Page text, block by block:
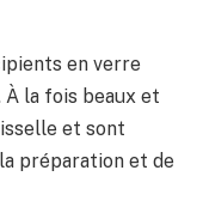
en verre
À la fois beaux et
et sont
préparation et de